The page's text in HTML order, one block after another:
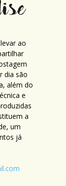
ao
dia são
além do
e
a
um
já